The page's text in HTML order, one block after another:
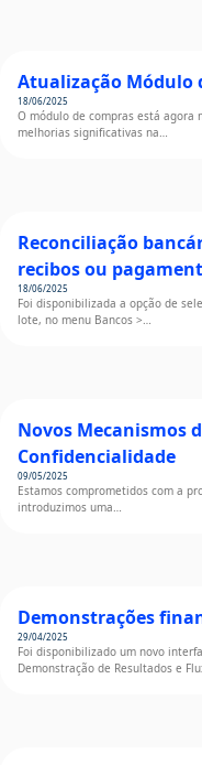
Atualização Módulo
18/06/2025
O módulo de compras está
melhorias significativas na…
Reconciliação
recibos ou
18/06/2025
Foi disponibilizada a opção de
lote, no menu Bancos >…
Novos Mecanismos
Confidencialidade
09/05/2025
Estamos comprometidos com a
introduzimos uma…
Demonstrações
29/04/2025
Foi disponibilizado um novo
Demonstração de Resultados e